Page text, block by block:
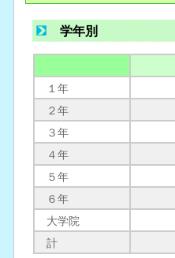
学年別
１年
２年
３年
４年
５年
６年
大学院
計